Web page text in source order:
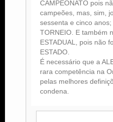
CAMPEONATO pois
campeões, mas, sim,
sessenta e cinco
TORNEIO. E também
ESTADUAL, pois não
ESTADO.
É necessário que a
rara competência na
pelas melhores
condena.